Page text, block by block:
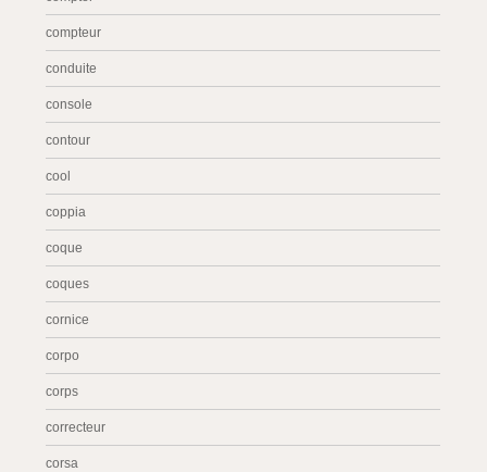
compteur
conduite
console
contour
cool
coppia
coque
coques
cornice
corpo
corps
correcteur
corsa